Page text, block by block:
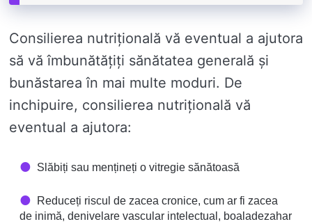
Consilierea nutrițională vă eventual a ajutora
să vă îmbunătățiți sănătatea generală și
bunăstarea în mai multe moduri. De
inchipuire, consilierea nutrițională vă
eventual a ajutora:
Slăbiți sau mențineți o vitregie sănătoasă
Reduceți riscul de zacea cronice, cum ar fi zacea
de inimă, denivelare vascular intelectual, boaladezahar